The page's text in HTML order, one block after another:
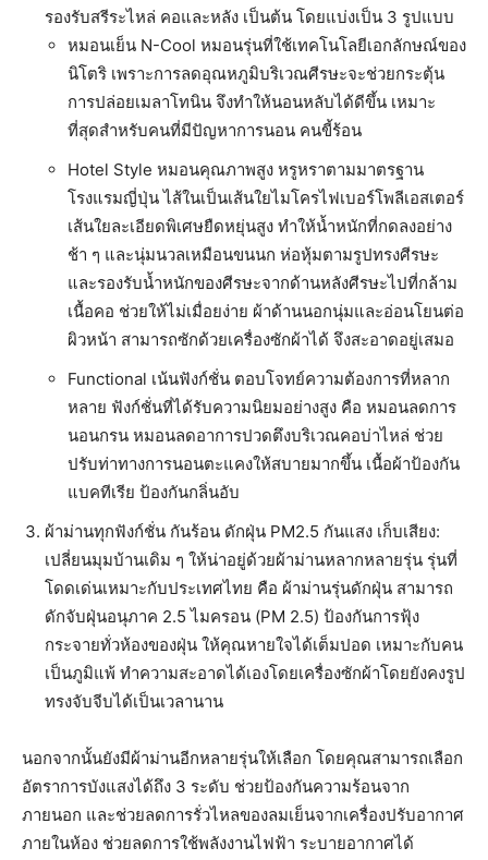
รองรับสรีระไหล่ คอและหลัง เป็นต้น โดยแบ่งเป็น 3 รูปแบบ
หมอนเย็น N-Cool หมอนรุ่นที่ใช้เทคโนโลยีเอกลักษณ์ของ
นิโตริ เพราะการลดอุณหภูมิบริเวณศีรษะจะช่วยกระตุ้น
การปล่อยเมลาโทนิน จึงทำให้นอนหลับได้ดีขึ้น เหมาะ
ที่สุดสำหรับคนที่มีปัญหาการนอน คนขี้ร้อน
Hotel Style หมอนคุณภาพสูง หรูหราตามมาตรฐาน
โรงแรมญี่ปุ่น ไส้ในเป็นเส้นใยไมโครไฟเบอร์โพลีเอสเตอร์
เส้นใยละเอียดพิเศษยืดหยุ่นสูง ทำให้น้ำหนักที่กดลงอย่าง
ช้า ๆ และนุ่มนวลเหมือนขนนก ห่อหุ้มตามรูปทรงศีรษะ
และรองรับน้ำหนักของศีรษะจากด้านหลังศีรษะไปที่กล้าม
เนื้อคอ ช่วยให้ไม่เมื่อยง่าย ผ้าด้านนอกนุ่มและอ่อนโยนต่อ
ผิวหน้า สามารถซักด้วยเครื่องซักผ้าได้ จึงสะอาดอยู่เสมอ
Functional เน้นฟังก์ชั่น ตอบโจทย์ความต้องการที่หลาก
หลาย ฟังก์ชั่นที่ได้รับความนิยมอย่างสูง คือ หมอนลดการ
นอนกรน หมอนลดอาการปวดตึงบริเวณคอบ่าไหล่ ช่วย
ปรับท่าทางการนอนตะแคงให้สบายมากขึ้น เนื้อผ้าป้องกัน
แบคทีเรีย ป้องกันกลิ่นอับ
ผ้าม่านทุกฟังก์ชั่น กันร้อน ดักฝุ่น PM2.5 กันแสง เก็บเสียง:
เปลี่ยนมุมบ้านเดิม ๆ ให้น่าอยู่ด้วยผ้าม่านหลากหลายรุ่น รุ่นที่
โดดเด่นเหมาะกับประเทศไทย คือ ผ้าม่านรุ่นดักฝุ่น สามารถ
ดักจับฝุ่นอนุภาค 2.5 ไมครอน (PM 2.5) ป้องกันการฟุ้ง
กระจายทั่วห้องของฝุ่น ให้คุณหายใจได้เต็มปอด เหมาะกับคน
เป็นภูมิแพ้ ทำความสะอาดได้เองโดยเครื่องซักผ้าโดยยังคงรูป
ทรงจับจีบได้เป็นเวลานาน
นอกจากนั้นยังมีผ้าม่านอีกหลายรุ่นให้เลือก โดยคุณสามารถเลือก
อัตราการบังแสงได้ถึง 3 ระดับ ช่วยป้องกันความร้อนจาก
ภายนอก และช่วยลดการรั่วไหลของลมเย็นจากเครื่องปรับอากาศ
ภายในห้อง ช่วยลดการใช้พลังงานไฟฟ้า ระบายอากาศได้